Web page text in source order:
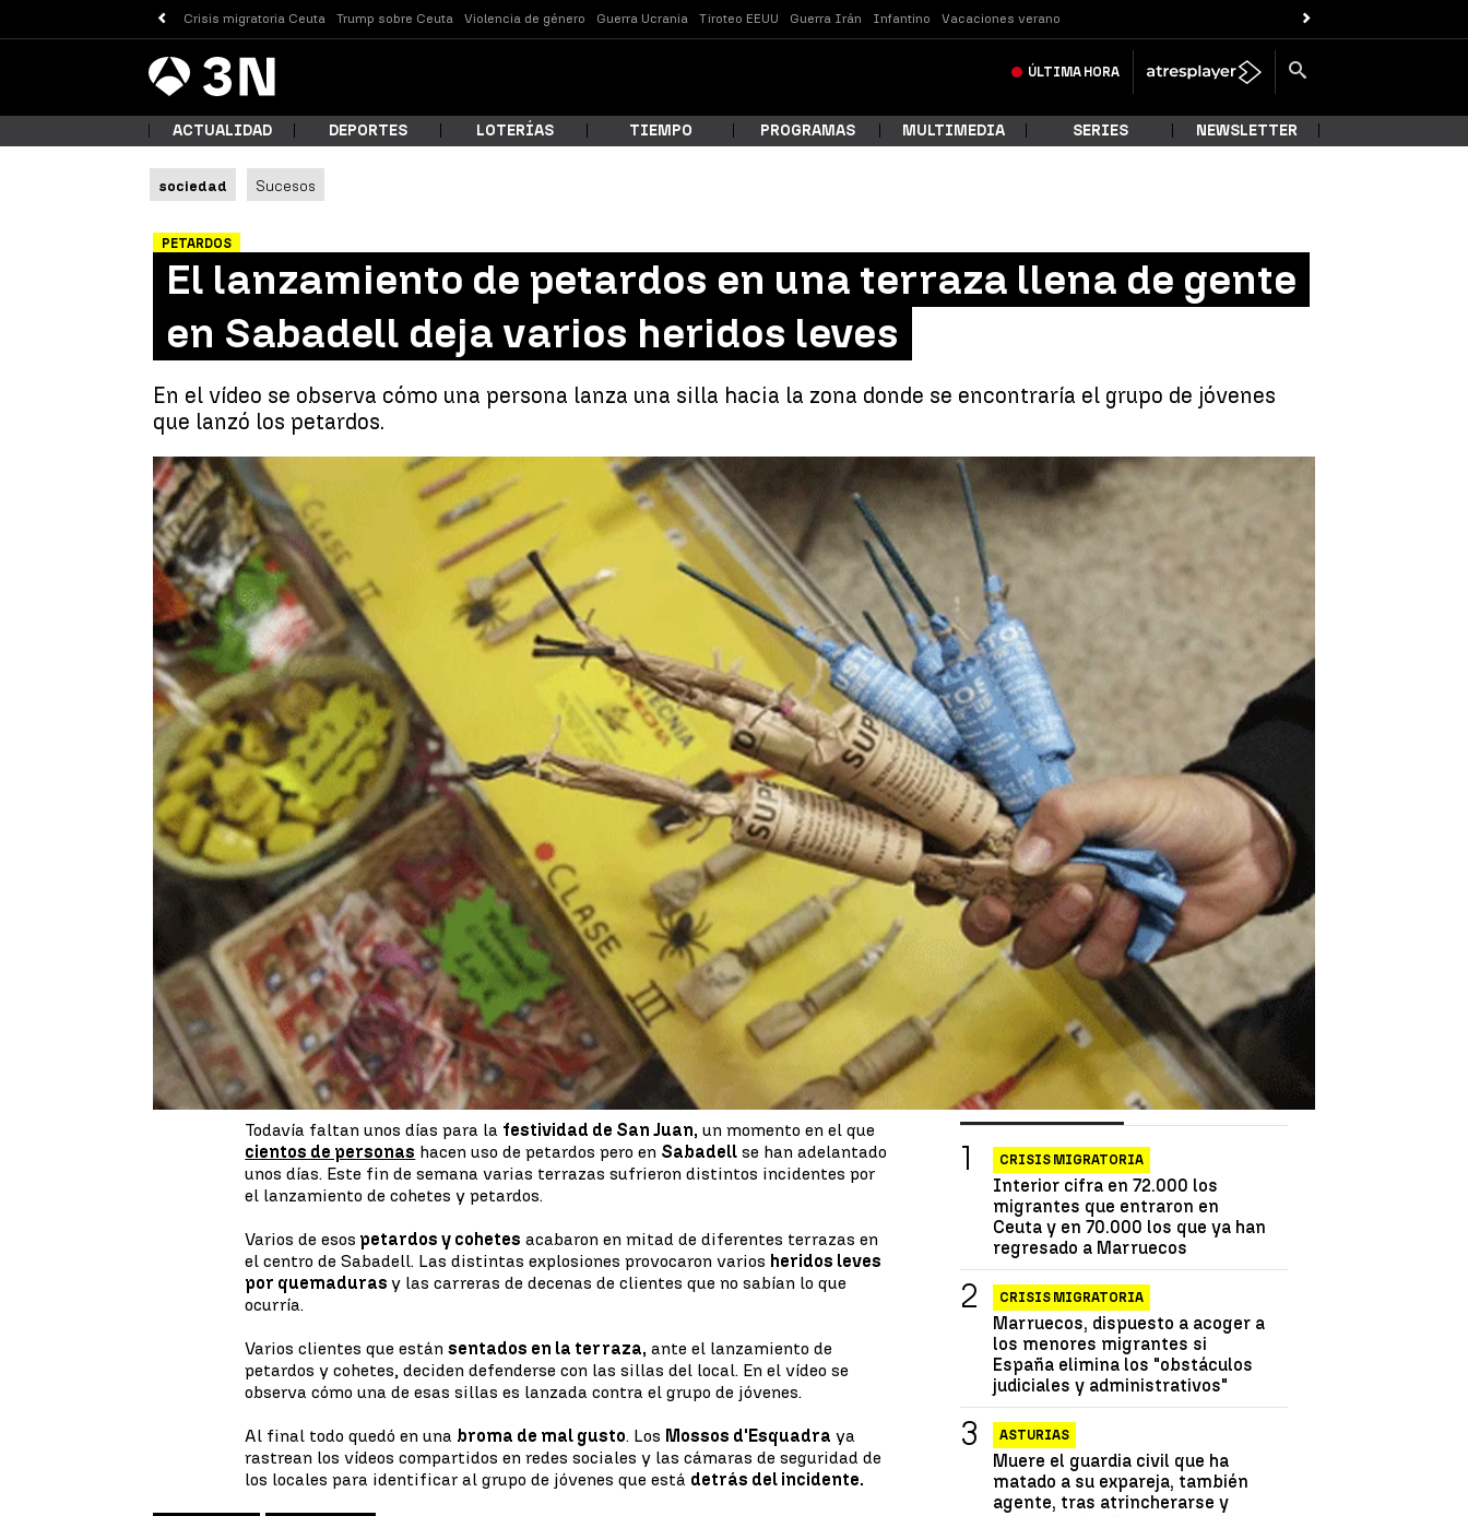
Crisis migratoria Ceuta Trump sobre Ceuta Violencia de género Guerra Ucrania Tiroteo EEUU Guerra Irán Infantino Vacaciones verano
Antena
3 Noticias ÚLTIMA HORA
¿Qué estás buscando?
Buscar
ACTUALIDAD DEPORTES LOTERÍAS TIEMPO PROGRAMAS MULTIMEDIA SERIES NEWSLETTER
sociedad Sucesos
PETARDOS
El lanzamiento de petardos en una terraza llena de gente
en Sabadell deja varios heridos leves
En el vídeo se observa cómo una persona lanza una silla hacia la zona donde se encontraría el grupo de jóvenes
que lanzó los petardos.
El lanzamiento de petardos en una terraza de Sabadell llena de gente deja varios heridos |
Antena 3 Noticias
Actualizado: 14 de junio de 2021, 17:56
Publicado:14 de junio de 2021, 17:55
WhatsappFacebook
X Linkedin
El vídeo,compartido en redes sociales, muestra como un grupo de jóvenes
lanzavarios petardoscontra los clientes queestán sentados en una terraza
en elcentro de Sabadell.
Los hicieron estallar en distintas terrazas este fin de
semana. Los lanzó ungrupo de chicos. Algunos clientes han sufrido
heridas
leves por las explosiones.
Lanzamiento de petardos
Todavía faltan unos días para la festividad de San Juan, un momento en el que
cientos de personas hacen uso de petardos pero en Sabadell se han adelantado
unos días. Este fin de semana varias terrazas sufrieron distintos incidentes por
el lanzamiento de cohetes y petardos.
Varios de esos petardos y cohetes acabaron en mitad de diferentes terrazas en
el centro de Sabadell. Las distintas explosiones provocaron varios heridos leves
por quemadurasy las carreras de decenas de clientes que no sabían lo que
ocurría.
Varios clientes que estánsentados en la terraza, ante el lanzamiento de
petardos y cohetes, deciden defenderse con las sillas del local. En el vídeo se
observa cómo una de esas sillas es lanzada contra el grupo de jóvenes.
Al final todo quedó en una broma de mal gusto. Los Mossos d'Esquadra ya
rastrean los vídeos compartidos en redes sociales y las cámaras de seguridad de
los locales para identificar al grupo de jóvenes que está detrás del incidente.
Las más vistas Lo último
CRISIS MIGRATORIA
Interior cifra en 72.000 los
migrantes que entraron en
Ceuta y en 70.000 los que ya han
regresado a Marruecos
CRISIS MIGRATORIA
Marruecos, dispuesto a acoger a
los menores migrantes si
España elimina los "obstáculos
judiciales y administrativos"
ASTURIAS
Muere el guardia civil que ha
matado a su expareja, también
agente, tras atrincherarse y